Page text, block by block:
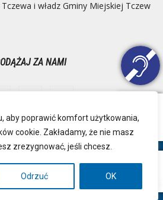
aby poprawić komfort użytkowania,
cookie. Zakładamy, że nie masz
zrezygnować, jeśli chcesz.
Odrzuć OK
i władz Gminy Miejskiej Tczew
ZA NAMI
Inspektor Danych Osobowych
Deklaracja dostępności
RSS
Kontakt
Marszałka Józefa Piłsudskiego 1